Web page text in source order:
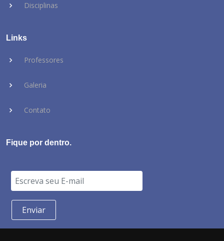
Disciplinas
Links
Professores
Galeria
Contato
Fique por dentro.